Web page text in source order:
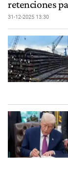
retenciones
31-12-2025 13:30